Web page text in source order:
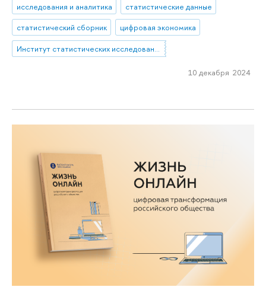
исследования и аналитика
статистические данные
статистический сборник
цифровая экономика
Институт статистических исследований и экономики знаний
10 декабря 2024